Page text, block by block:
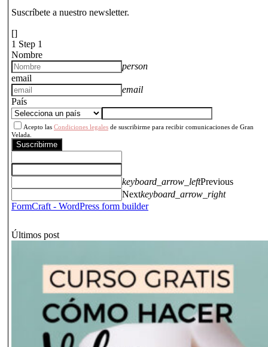
Suscríbete a nuestro newsletter.
[]
1 Step 1
Nombre
person
email
email
País
Acepto las Condiciones legales de suscribirme para recibir comunicaciones de Gran
Velada.
Suscribirme
keyboard_arrow_leftPrevious
Nextkeyboard_arrow_right
FormCraft - WordPress form builder
Últimos post